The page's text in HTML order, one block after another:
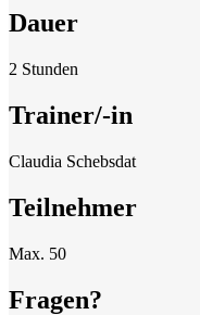
Dauer
2 Stunden
Trainer/-in
Claudia Schebsdat
Teilnehmer
Max. 50
Fragen?